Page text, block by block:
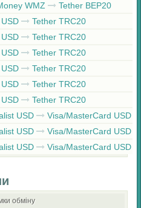
WMZ Tether BEP20
Tether TRC20
Tether TRC20
Tether TRC20
Tether TRC20
Tether TRC20
Tether TRC20
USD Visa/MasterCard USD
USD Visa/MasterCard USD
USD Visa/MasterCard USD
обміну